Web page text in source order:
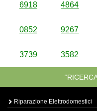
6918 4864
0852 9267
3739 3582
Riparazione Elettrodomestici